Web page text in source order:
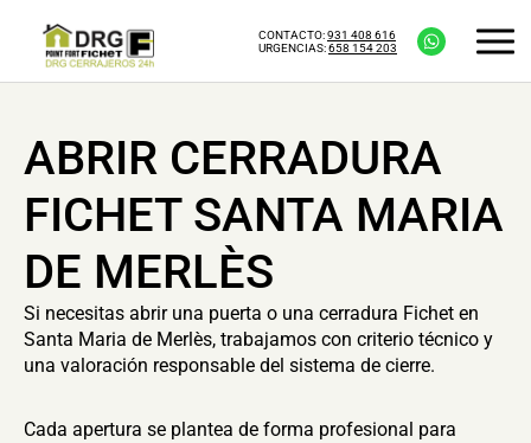
CONTACTO:931 408 616
URGENCIAS:658 154 203
ABRIR CERRADURA
FICHET SANTA MARIA
DE MERLÈS
Si necesitas abrir una puerta o una cerradura Fichet en
Santa Maria de Merlès, trabajamos con criterio técnico y
una valoración responsable del sistema de cierre.
Cada apertura se plantea de forma profesional para